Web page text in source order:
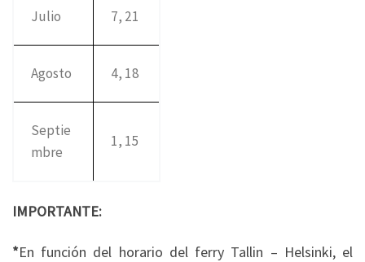
Julio 7, 21
Agosto 4, 18
Septie
mbre
1, 15
IMPORTANTE:
*En función del horario del ferry Tallin – Helsinki, el